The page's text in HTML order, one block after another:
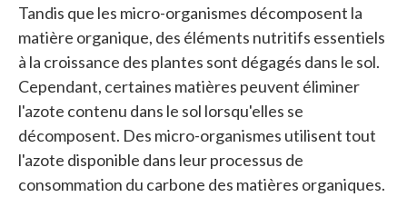
Tandis que les micro-organismes décomposent la
matière organique, des éléments nutritifs essentiels
à la croissance des plantes sont dégagés dans le sol.
Cependant, certaines matières peuvent éliminer
l'azote contenu dans le sol lorsqu'elles se
décomposent. Des micro-organismes utilisent tout
l'azote disponible dans leur processus de
consommation du carbone des matières organiques.